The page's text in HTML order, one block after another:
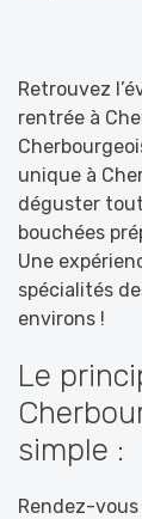
Retrouvez
rentrée à
unique à
déguster
bouchées
Une
spécialités
environs !
Le
simple :
Rendez-